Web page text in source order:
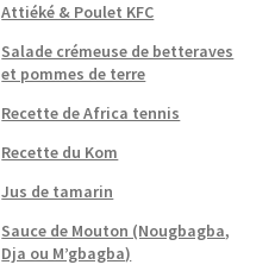
Attiéké & Poulet KFC
Salade crémeuse de betteraves
et pommes de terre
Recette de Africa tennis
Recette du Kom
Jus de tamarin
Sauce de Mouton (Nougbagba,
Dja ou M’gbagba)